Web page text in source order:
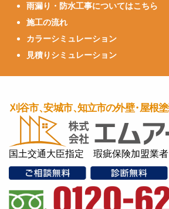
雨漏り・防水工事についてはこちら
施工の流れ
カラーシミュレーション
見積りシミュレーション
国土交通大臣指定 瑕疵保険加盟業者